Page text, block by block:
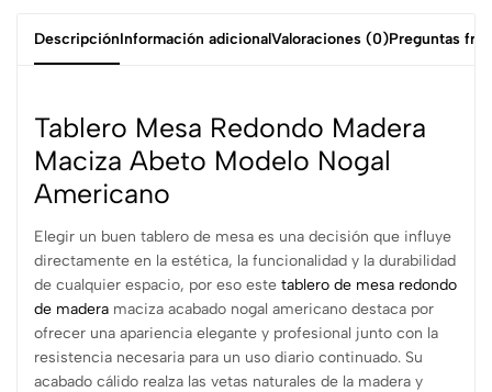
DescripciónInformación adicionalValoraciones (0)Preguntas
Tablero Mesa Redondo Madera
Maciza Abeto Modelo Nogal
Americano
Elegir un buen tablero de mesa es una decisión que influye
directamente en la estética, la funcionalidad y la durabilidad
de cualquier espacio, por eso este tablero de mesa redondo
de madera maciza acabado nogal americano destaca por
ofrecer una apariencia elegante y profesional junto con la
resistencia necesaria para un uso diario continuado. Su
acabado cálido realza las vetas naturales de la madera y